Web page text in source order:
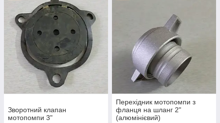
Зворотний клапан
мотопомпи 3"
Перехідник мотопомпи з
фланця на шланг 2"
(алюмінієвий)